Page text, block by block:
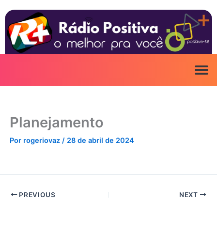
para
conteúdo
Planejamento
Por rogeriovaz / 28 de abril de 2024
PREVIOUS NEXT